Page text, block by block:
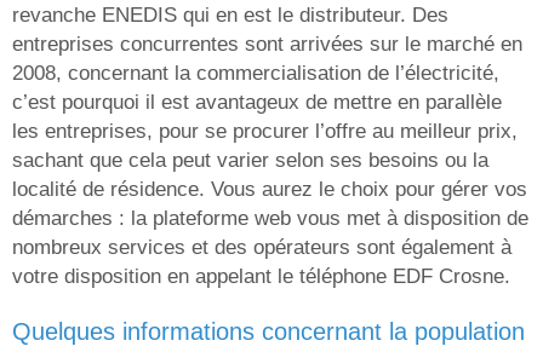
revanche ENEDIS qui en est le distributeur. Des
entreprises concurrentes sont arrivées sur le marché en
2008, concernant la commercialisation de l’électricité,
c’est pourquoi il est avantageux de mettre en parallèle
les entreprises, pour se procurer l’offre au meilleur prix,
sachant que cela peut varier selon ses besoins ou la
localité de résidence. Vous aurez le choix pour gérer vos
démarches : la plateforme web vous met à disposition de
nombreux services et des opérateurs sont également à
votre disposition en appelant le téléphone EDF Crosne.
quelques informations concernant la population